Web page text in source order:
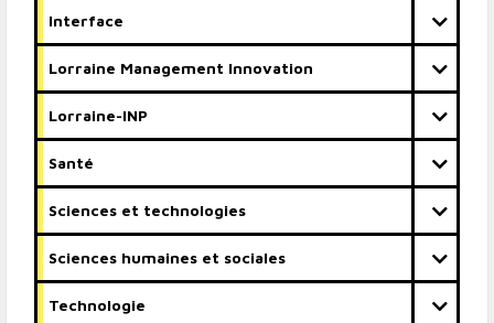
Interface
Lorraine Management Innovation
Lorraine-INP
Santé
Sciences et technologies
Sciences humaines et sociales
Technologie